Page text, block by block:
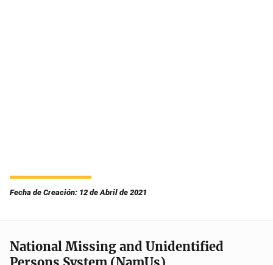
Fecha de Creación: 12 de Abril de 2021
National Missing and Unidentified